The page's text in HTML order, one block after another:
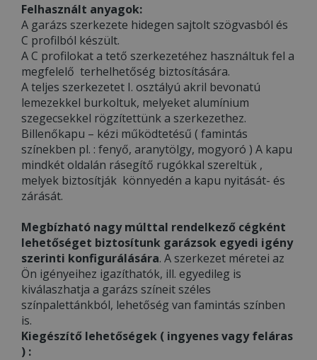
Felhasznált anyagok:
A garázs szerkezete hidegen sajtolt szögvasból és
C profilból készült.
A C profilokat a tető szerkezetéhez használtuk fel a
megfelelő terhelhetőség biztosítására.
A teljes szerkezetet I. osztályú akril bevonatú
lemezekkel burkoltuk, melyeket alumínium
szegecsekkel rögzítettünk a szerkezethez.
Billenőkapu – kézi működtetésű ( famintás
színekben pl. : fenyő, aranytölgy, mogyoró ) A kapu
mindkét oldalán rásegítő rugókkal szereltük ,
melyek biztosítják könnyedén a kapu nyitását- és
zárását.
Megbízható nagy múlttal rendelkező cégként
lehetőséget biztosítunk garázsok egyedi igény
szerinti konfigurálására. A szerkezet méretei az
Ön igényeihez igazíthatók, ill. egyedileg is
kiválaszhatja a garázs színeit széles
színpalettánkból, lehetőség van famintás színben
is.
Kiegészítő lehetőségek ( ingyenes vagy feláras
) :